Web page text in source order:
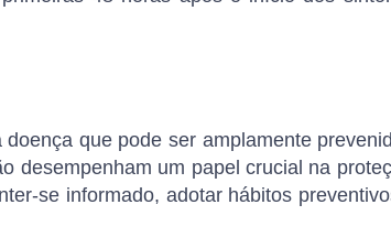
que pode ser amplamente
desempenham um papel crucial na
se informado, adotar hábitos